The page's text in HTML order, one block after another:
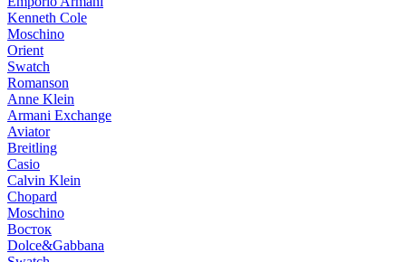
Kenneth Cole
Moschino
Orient
Swatch
Romanson
Anne Klein
Armani Exchange
Aviator
Breitling
Casio
Calvin Klein
Chopard
Moschino
Восток
Dolce&Gabbana